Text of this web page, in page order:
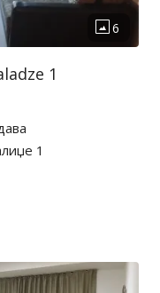
1
1